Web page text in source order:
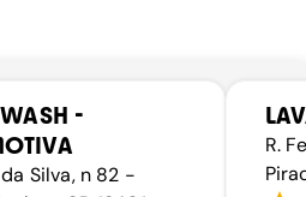
-
Silva, n 82 -
R.